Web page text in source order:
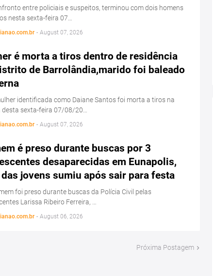
entre policiais e suspeitos, terminou com dois homens
nesta sexta-feira 07…
- August 07, 2026
é morta a tiros dentro de residência
de Barrolândia,marido foi baleado
identificada como Daiane Santos foi morta a tiros na
desta sexta-feira 07/08/20…
- August 07, 2026
é preso durante buscas por 3
desaparecidas em Eunapolis,
jovens sumiu após sair para festa
foi preso durante buscas da Polícia Civil pelas
Larissa Ribeiro Ferreira, …
- August 06, 2026
Próxima Postagem